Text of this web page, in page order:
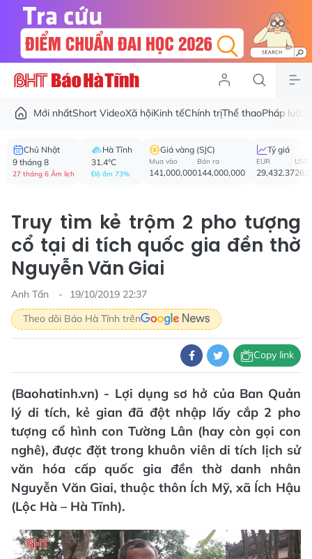
Mới nhấtShort VideoXã hộiKinh tếChính trịThể thaoPháp luật
Chủ Nhật
9 tháng 8
27 tháng 6 Âm lịch
Hà Tĩnh
31.4°C
Độ ẩm 73%
Giá vàng (SJC)
Mua vào
141,000,000
Bán ra
144,000,000
Tỷ giá
EUR
29,432.37
USD
Truy tìm kẻ trộm 2 pho tượng
cổ tại di tích quốc gia đền thờ
Nguyễn Văn Giai
Anh Tấn
19/10/2019 22:37
Theo dõi Báo Hà Tĩnh trên
Copy link
(Baohatinh.vn) - Lợi dụng sơ hở của Ban Quản
lý di tích, kẻ gian đã đột nhập lấy cắp 2 pho
tượng cổ hình con Tường Lân (hay còn gọi con
nghê), được đặt trong khuôn viên di tích lịch sử
văn hóa cấp quốc gia đền thờ danh nhân
Nguyễn Văn Giai, thuộc thôn Ích Mỹ, xã Ích Hậu
(Lộc Hà – Hà Tĩnh).